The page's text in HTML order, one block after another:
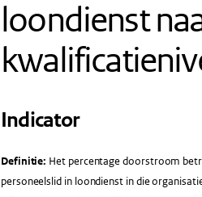
loondienst
Indicator
Definitie: Het percentage doorstroom
personeelslid in loondienst in die